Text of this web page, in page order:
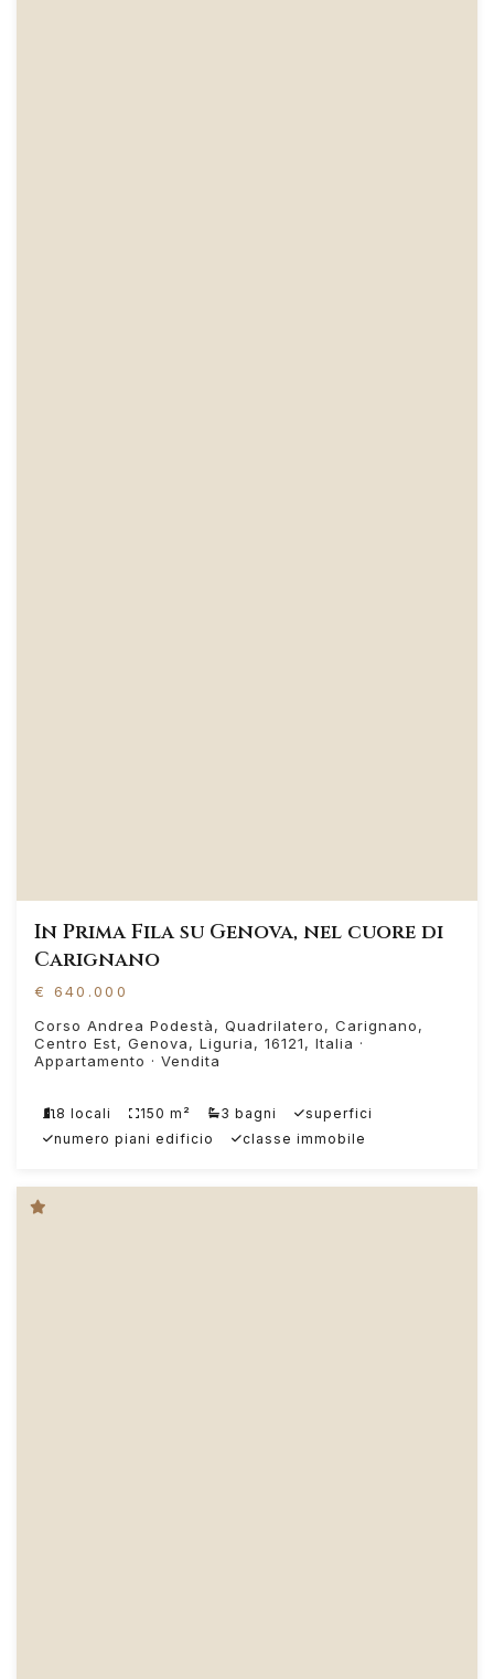
In Prima Fila su Genova, nel cuore di
Carignano
€ 640.000
Corso Andrea Podestà, Quadrilatero, Carignano,
Centro Est, Genova, Liguria, 16121, Italia ·
Appartamento · Vendita
8 locali 150 m² 3 bagni
superfici
numero piani edificio
classe immobile